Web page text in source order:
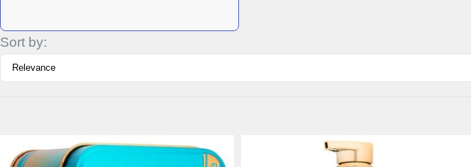
Sort by: